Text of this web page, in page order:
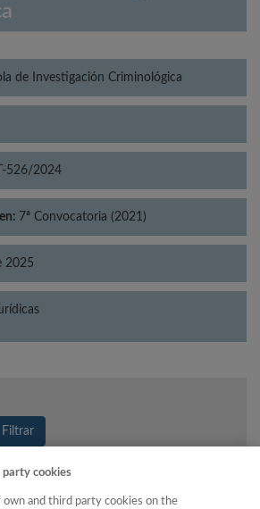
de Investigación Criminológica
526/2024
7ª Convocatoria (2021)
2025
Filtrar
party cookies
own and third party cookies on the